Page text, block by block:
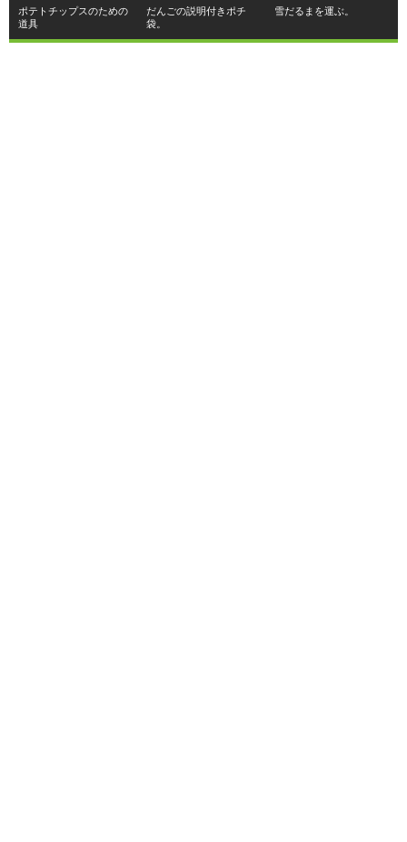
ポテトチップスのための
道具
だんごの説明付きポチ
袋。
雪だるまを運ぶ。